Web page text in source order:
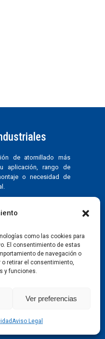
como las cookies para
El consentimiento de estas
de navegación o
retirar el consentimiento,
y funciones.
Ver preferencias
Aviso Legal
de atornillado más
aplicación, rango de
o necesidad de